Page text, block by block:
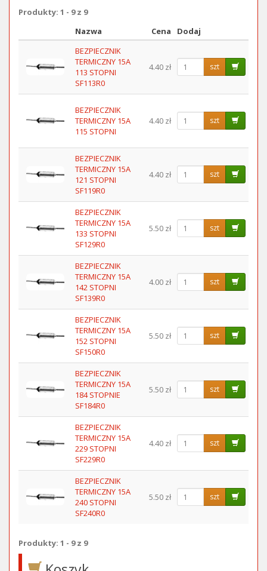
Produkty: 1 - 9 z 9
Obraz
Nazwa Cena
Dodaj
BEZPIECZNIK
TERMICZNY 15A
113 STOPNI
SF113R0
4.40 zł szt
BEZPIECZNIK
TERMICZNY 15A
115 STOPNI
4.40 zł szt
BEZPIECZNIK
TERMICZNY 15A
121 STOPNI
SF119R0
4.40 zł szt
BEZPIECZNIK
TERMICZNY 15A
133 STOPNI
SF129R0
5.50 zł szt
BEZPIECZNIK
TERMICZNY 15A
142 STOPNI
SF139R0
4.00 zł szt
BEZPIECZNIK
TERMICZNY 15A
152 STOPNI
SF150R0
5.50 zł szt
BEZPIECZNIK
TERMICZNY 15A
184 STOPNIE
SF184R0
5.50 zł szt
BEZPIECZNIK
TERMICZNY 15A
229 STOPNI
SF229R0
4.40 zł szt
BEZPIECZNIK
TERMICZNY 15A
240 STOPNI
SF240R0
5.50 zł szt
Produkty: 1 - 9 z 9